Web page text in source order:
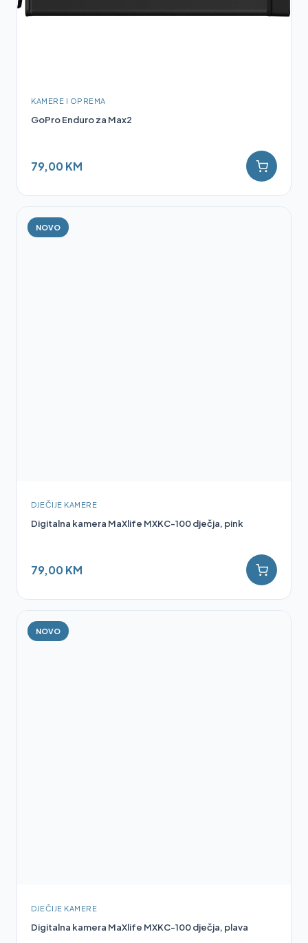
KAMERE I OPREMA
GoPro Enduro za Max2
79,00 KM
NOVO
DJEČIJE KAMERE
Digitalna kamera MaXlife MXKC-100 dječja, pink
79,00 KM
NOVO
DJEČIJE KAMERE
Digitalna kamera MaXlife MXKC-100 dječja, plava